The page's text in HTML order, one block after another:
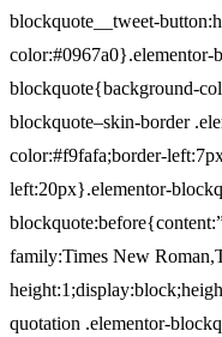
blockquote__tweet-
color:#0967a0}.elementor-
blockquote{background-
blockquote–skin-border
color:#f9fafa;border-
left:20px}.elementor-
family:Times New
quotation .elementor-